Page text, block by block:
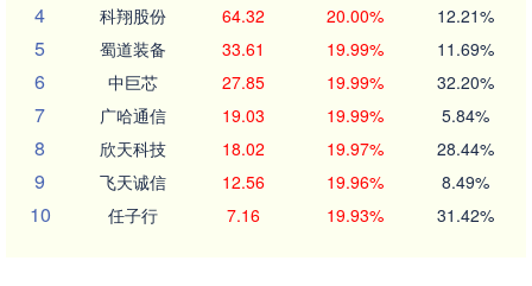
4 科翔股份 64.32 20.00% 12.21%
5 蜀道装备 33.61 19.99% 11.69%
6 中巨芯 27.85 19.99% 32.20%
7 广哈通信 19.03 19.99% 5.84%
8 欣天科技 18.02 19.97% 28.44%
9 飞天诚信 12.56 19.96% 8.49%
10 任子行 7.16 19.93% 31.42%